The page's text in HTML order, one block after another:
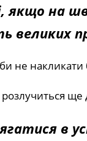
якщо на
великих
не накликати
в